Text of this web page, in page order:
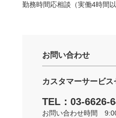
勤務時間応相談（実働4時間以
お問い合わせ
カスタマーサービ
TEL：03-6626-
お問い合わせ時間